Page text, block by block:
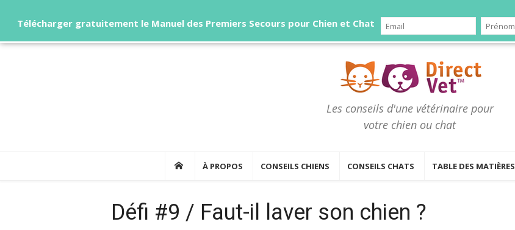
Les conseils d'une vétérinaire pour
votre chien ou chat
À PROPOS CONSEILS CHIENS CONSEILS CHATS TABLE DES MATIÈRES
Défi #9 / Faut-il laver son chien ?
Télécharger gratuitement le Manuel des Premiers Secours pour Chien et Chat